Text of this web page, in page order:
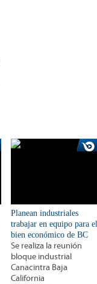
Planean industriales
trabajar en equipo para el
bien económico de BC
Se realiza la reunión
bloque industrial
Canacintra Baja
California